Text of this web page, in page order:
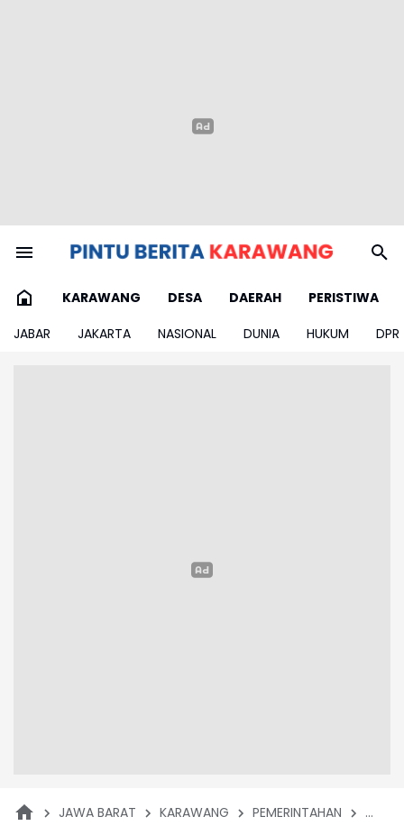
KARAWANG DESA DAERAH
PERISTIWA
JABAR
JAKARTA NASIONAL DUNIA HUKUM DPR
JAWA BARAT KARAWANG PEMERINTAHAN